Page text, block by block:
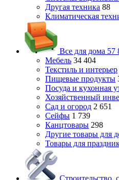
Другая техника 88
Климатическая
Все для дома 57
Мебель 34 404
Текстиль и интерьер
Пищевые продукты
Посуда и кухонная
Хозяйственный
Сад и огород 2 651
Сейфы 1 739
Канцтовары 298
Другие товары для
Товары для
Строительство,